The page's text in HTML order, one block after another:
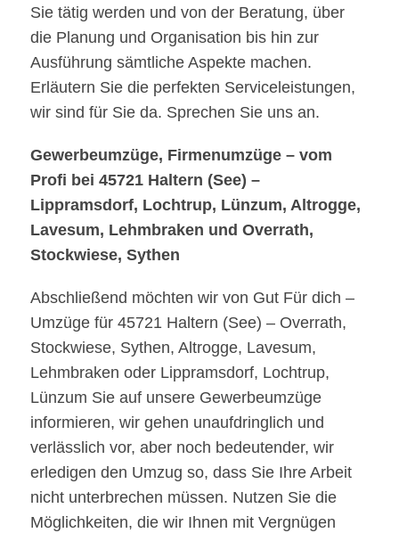
Sie tätig werden und von der Beratung, über
die Planung und Organisation bis hin zur
Ausführung sämtliche Aspekte machen.
Erläutern Sie die perfekten Serviceleistungen,
wir sind für Sie da. Sprechen Sie uns an.
Gewerbeumzüge, Firmenumzüge – vom
Profi bei 45721 Haltern (See) –
Lippramsdorf, Lochtrup, Lünzum, Altrogge,
Lavesum, Lehmbraken und Overrath,
Stockwiese, Sythen
Abschließend möchten wir von Gut Für dich –
Umzüge für 45721 Haltern (See) – Overrath,
Stockwiese, Sythen, Altrogge, Lavesum,
Lehmbraken oder Lippramsdorf, Lochtrup,
Lünzum Sie auf unsere Gewerbeumzüge
informieren, wir gehen unaufdringlich und
verlässlich vor, aber noch bedeutender, wir
erledigen den Umzug so, dass Sie Ihre Arbeit
nicht unterbrechen müssen. Nutzen Sie die
Möglichkeiten, die wir Ihnen mit Vergnügen